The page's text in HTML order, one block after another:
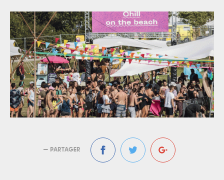
— PARTAGER